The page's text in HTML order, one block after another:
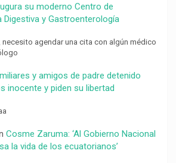
su moderno Centro de
Digestiva y Gastroenterología
necesito agendar una cita con algún médico
y amigos de padre detenido
inocente y piden su libertad
Cosme Zaruma: ‘Al Gobierno Nacional
la vida de los ecuatorianos’